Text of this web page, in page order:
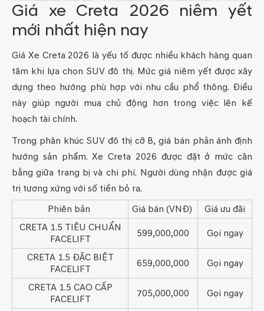
Giá xe Creta 2026 niêm yết
mới nhất hiện nay
Giá Xe Creta 2026 là yếu tố được nhiều khách hàng quan
tâm khi lựa chọn SUV đô thị. Mức giá niêm yết được xây
dựng theo hướng phù hợp với nhu cầu phổ thông. Điều
này giúp người mua chủ động hơn trong việc lên kế
hoạch tài chính.
Trong phân khúc SUV đô thị cỡ B, giá bán phản ánh định
hướng sản phẩm. Xe Creta 2026 được đặt ở mức cân
bằng giữa trang bị và chi phí. Người dùng nhận được giá
trị tương xứng với số tiền bỏ ra.
Phiên bản
Giá bán (VNĐ)
Giá ưu đãi
CRETA 1.5 TIÊU CHUẨN
FACELIFT
599,000,000 Gọi ngay
CRETA 1.5 ĐẶC BIỆT
FACELIFT
659,000,000 Gọi ngay
CRETA 1.5 CAO CẤP
FACELIFT
705,000,000 Gọi ngay